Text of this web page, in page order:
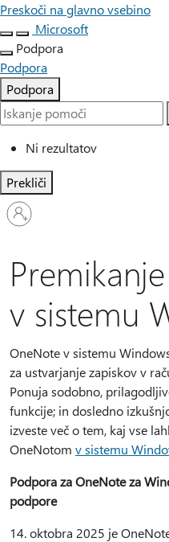
Preskoči na glavno vsebino
Microsoft
Podpora
Podpora
Podpora
Ni rezultatov
Prekliči
Vpišite
se
račun
v sistemu
OneNote v sistemu
za ustvarjanje zapiskov v
Ponuja sodobno,
funkcije; in dosledno
izveste več o tem, kaj vse
OneNotom v sistemu
Podpora za OneNote za
podpore
14. oktobra 2025 je